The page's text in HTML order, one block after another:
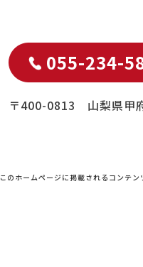
055-234-
〒400-0813 山梨県甲
このホームページに掲載されるコンテ